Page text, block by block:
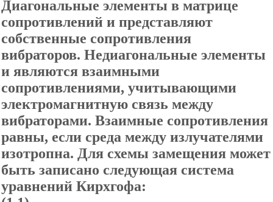
Диагональные элементы в матрице
сопротивлений и представляют
собственные сопротивления
вибраторов. Недиагональные элементы
и являются взаимными
сопротивлениями, учитывающими
электромагнитную связь между
вибраторами. Взаимные сопротивления
равны, если среда между излучателями
изотропна. Для схемы замещения может
быть записано следующая система
уравнений Кирхгофа: